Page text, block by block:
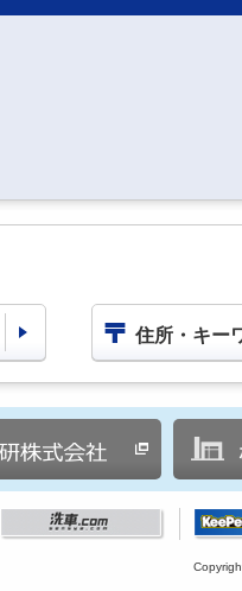
住所・キー